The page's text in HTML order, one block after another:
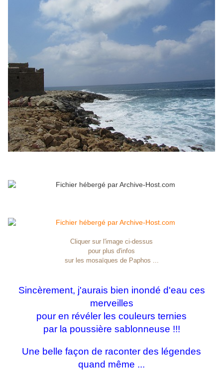
Cliquer sur l'image ci-dessus
pour plus d'infos
sur les mosaïques de Paphos ...
Sincèrement, j'aurais bien inondé d'eau ces
merveilles
pour en révéler les couleurs ternies
par la poussière sablonneuse !!!
Une belle façon de raconter des légendes
quand même ...